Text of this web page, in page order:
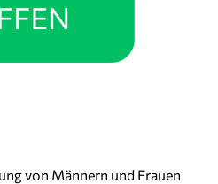
von Männern und Frauen